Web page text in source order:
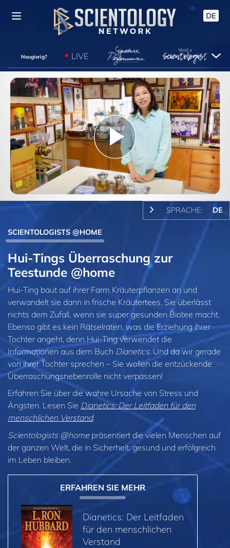
DE
Neugierig? LIVE
Play
Video
SPRACHE: DE
SCIENTOLOGISTS @HOME
Hui-Tings Überraschung zur
Teestunde @home
Hui-Ting baut auf ihrer Farm Kräuterpflanzen an und
verwandelt sie dann in frische Kräutertees. Sie überlässt
nichts dem Zufall, wenn sie super gesunden Biotee macht.
Ebenso gibt es kein Rätselraten, was die Erziehung ihrer
Tochter angeht, denn Hui-Ting verwendet die
Informationen aus dem Buch Dianetics. Und da wir gerade
von ihrer Tochter sprechen – Sie wollen die entzückende
Überraschungsnebenrolle nicht verpassen!
Erfahren Sie über die wahre Ursache von Stress und
Ängsten. Lesen Sie Dianetics: Der Leitfaden für den
menschlichen Verstand.
Scientologists @home präsentiert die vielen Menschen auf
der ganzen Welt, die in Sicherheit, gesund und erfolgreich
im Leben bleiben.
ERFAHREN SIE MEHR
Dianetics: Der Leitfaden
für den menschlichen
Verstand